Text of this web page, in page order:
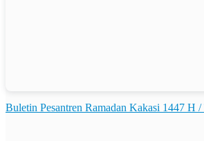
Buletin Pesantren Ramadan Kakasi 1447 H